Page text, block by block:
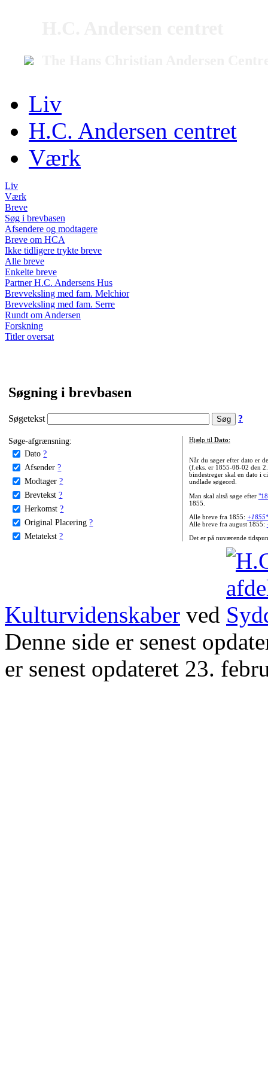
Liv
H.C. Andersen centret
Værk
Liv
Værk
Breve
Søg i brevbasen
Afsendere og modtagere
Breve om HCA
Ikke tidligere trykte breve
Alle breve
Enkelte breve
Partner H.C. Andersens Hus
Brevveksling med fam. Melchior
Brevveksling med fam. Serre
Rundt om Andersen
Forskning
Titler oversat
Søgning i brevbasen
Søgetekst ?
Søge-afgrænsning:
Dato ?
Afsender ?
Modtager ?
Brevtekst ?
Herkomst ?
Original Placering ?
Metatekst ?
Hjælp til Dato:
Når du søger efter dato er
(f.eks. er 1855-08-02 den
bindestreger skal en dato i
undlade søgeord.
Man skal altså søge efter
1855.
Alle breve fra 1855:
Alle breve fra august 1855:
Det er på nuværende
Kulturvidenskaber ved
Denne side er senest
er senest opdateret 23.